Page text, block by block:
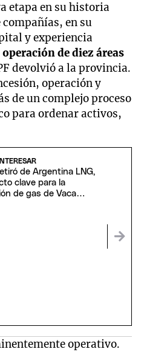
etapa en su historia
en su
y experiencia
operación de diez áreas
devolvió a la provincia.
operación y
de un complejo proceso
para ordenar activos,
de Argentina LNG,
clave para la
de gas de Vaca
operativo.